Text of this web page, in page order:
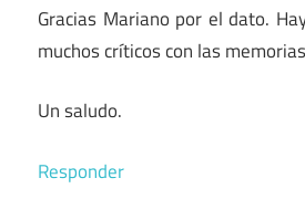
Gracias Mariano por el dato.
muchos críticos con las
Un saludo.
Responder